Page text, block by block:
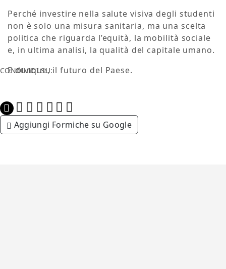
Perché investire nella salute visiva degli studenti
non è solo una misura sanitaria, ma una scelta
politica che riguarda l’equità, la mobilità sociale
e, in ultima analisi, la qualità del capitale umano.
E dunque, il futuro del Paese.
CONDIVIDI SU:
Aggiungi Formiche su Google